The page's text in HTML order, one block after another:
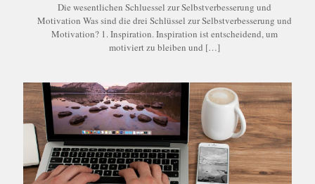
Die wesentlichen Schluessel zur Selbstverbesserung und
Motivation Was sind die drei Schlüssel zur Selbstverbesserung und
Motivation? 1. Inspiration. Inspiration ist entscheidend, um
motiviert zu bleiben und […]